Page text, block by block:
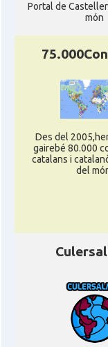
Portal de
món
Des del
gairebé 80.000
catalans i
del